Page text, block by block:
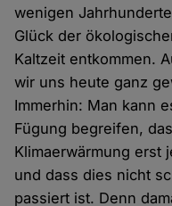
wenigen
Glück der
Kaltzeit entkommen.
wir uns heute ganz
Immerhin: Man kann
Fügung begreifen,
Klimaerwärmung erst
und dass dies nicht
passiert ist. Denn